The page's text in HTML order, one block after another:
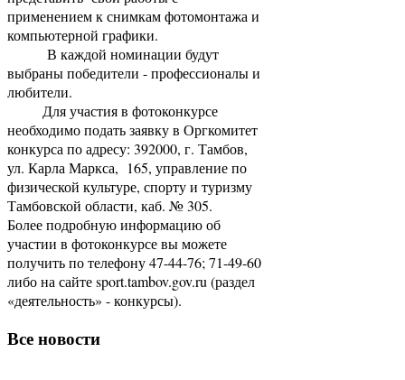
применением к снимкам фотомонтажа и
компьютерной графики.
В каждой номинации будут
выбраны победители - профессионалы и
любители.
Для участия в фотоконкурсе
необходимо подать заявку в Оргкомитет
конкурса по адресу: 392000, г. Тамбов,
ул. Карла Маркса, 165, управление по
физической культуре, спорту и туризму
Тамбовской области, каб. № 305.
Более подробную информацию об
участии в фотоконкурсе вы можете
получить по телефону 47-44-76; 71-49-60
либо на сайте sport.tambov.gov.ru (раздел
«деятельность» - конкурсы).
Все новости